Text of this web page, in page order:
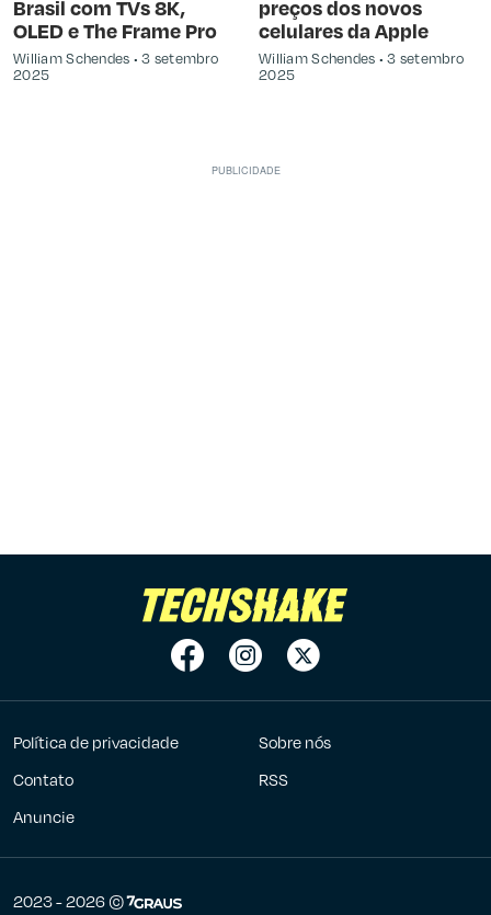
Brasil com TVs 8K,
OLED e The Frame Pro
William Schendes
3 setembro
2025
preços dos novos
celulares da Apple
William Schendes
3 setembro
2025
Política de privacidade
Sobre nós
Contato
RSS
Anuncie
2023 - 2026 ©7Graus